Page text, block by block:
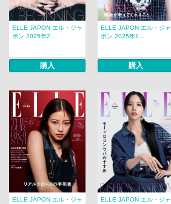
ELLE JAPON エル・ジャ
ポン 2025年2...
購入
ELLE JAPON エル・ジャ
ポン 2025年1...
購入
ELLE JAPON エル・ジャ
ELLE JAPON エル・ジャ